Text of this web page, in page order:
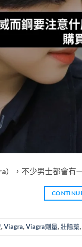
），不少男士都會有
,Viagra,Viagra劑量,壯陽藥,